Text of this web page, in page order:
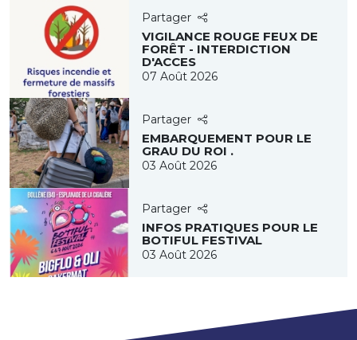
Partager
VIGILANCE ROUGE FEUX DE
FORÊT - INTERDICTION
D'ACCES
07 Août 2026
Partager
EMBARQUEMENT POUR LE
GRAU DU ROI .
03 Août 2026
Partager
INFOS PRATIQUES POUR LE
BOTIFUL FESTIVAL
03 Août 2026